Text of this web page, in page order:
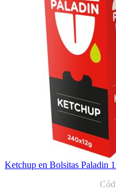
Ketchup en Bolsitas Paladin